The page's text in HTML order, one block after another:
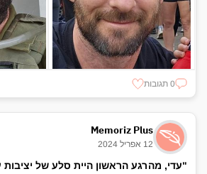
0 תגובות
Memoriz Plus
12 אפריל 2024
"עדי, מהרגע הראשון היית סלע של יציבות